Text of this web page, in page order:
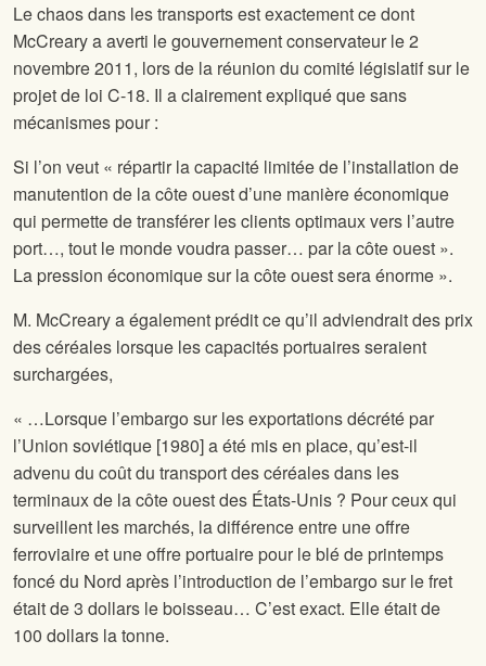
Le chaos dans les transports est exactement ce dont
McCreary a averti le gouvernement conservateur le 2
novembre 2011, lors de la réunion du comité législatif sur le
projet de loi C-18. Il a clairement expliqué que sans
mécanismes pour :
Si l’on veut « répartir la capacité limitée de l’installation de
manutention de la côte ouest d’une manière économique
qui permette de transférer les clients optimaux vers l’autre
port…, tout le monde voudra passer… par la côte ouest ».
La pression économique sur la côte ouest sera énorme ».
M. McCreary a également prédit ce qu’il adviendrait des prix
des céréales lorsque les capacités portuaires seraient
surchargées,
« …Lorsque l’embargo sur les exportations décrété par
l’Union soviétique [1980] a été mis en place, qu’est-il
advenu du coût du transport des céréales dans les
terminaux de la côte ouest des États-Unis ? Pour ceux qui
surveillent les marchés, la différence entre une offre
ferroviaire et une offre portuaire pour le blé de printemps
foncé du Nord après l’introduction de l’embargo sur le fret
était de 3 dollars le boisseau… C’est exact. Elle était de
100 dollars la tonne.